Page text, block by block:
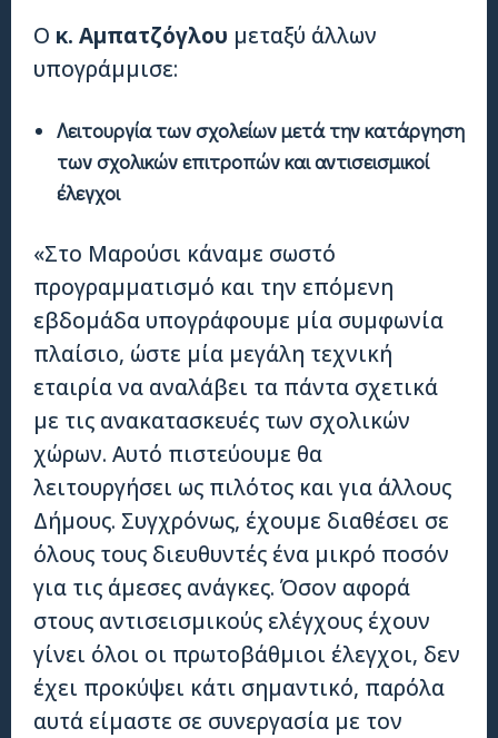
Ο κ. Αμπατζόγλου μεταξύ άλλων
υπογράμμισε:
Λειτουργία των σχολείων μετά την κατάργηση
των σχολικών επιτροπών και αντισεισμικοί
έλεγχοι
«Στο Μαρούσι κάναμε σωστό
προγραμματισμό και την επόμενη
εβδομάδα υπογράφουμε μία συμφωνία
πλαίσιο, ώστε μία μεγάλη τεχνική
εταιρία να αναλάβει τα πάντα σχετικά
με τις ανακατασκευές των σχολικών
χώρων. Αυτό πιστεύουμε θα
λειτουργήσει ως πιλότος και για άλλους
Δήμους. Συγχρόνως, έχουμε διαθέσει σε
όλους τους διευθυντές ένα μικρό ποσόν
για τις άμεσες ανάγκες. Όσον αφορά
στους αντισεισμικούς ελέγχους έχουν
γίνει όλοι οι πρωτοβάθμιοι έλεγχοι, δεν
έχει προκύψει κάτι σημαντικό, παρόλα
αυτά είμαστε σε συνεργασία με τον